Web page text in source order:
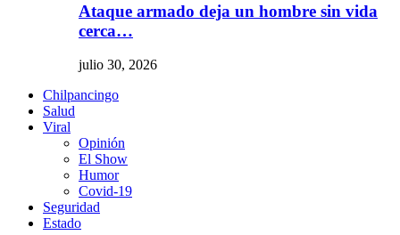
Ataque armado deja un hombre sin vida
cerca…
julio 30, 2026
Chilpancingo
Salud
Viral
Opinión
El Show
Humor
Covid-19
Seguridad
Estado